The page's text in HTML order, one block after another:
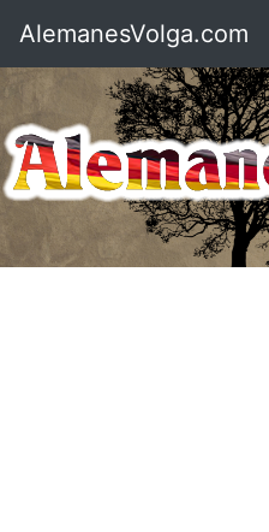
AlemanesVolga.com